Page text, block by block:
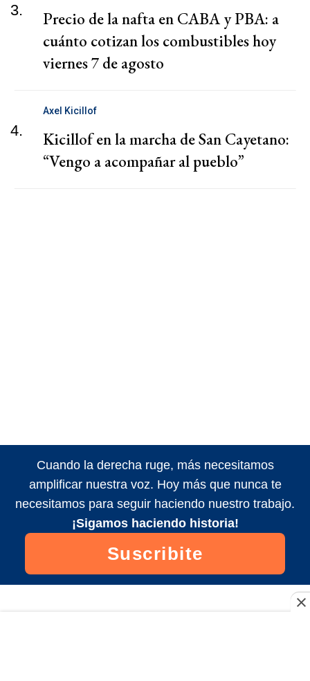
3.
Precio de la nafta en CABA y PBA: a
cuánto cotizan los combustibles hoy
viernes 7 de agosto
4.
Axel Kicillof
Kicillof en la marcha de San Cayetano:
“Vengo a acompañar al pueblo”
Cuando la derecha ruge, más necesitamos
amplificar nuestra voz. Hoy más que nunca te
necesitamos para seguir haciendo nuestro trabajo.
¡Sigamos haciendo historia!
Suscribite